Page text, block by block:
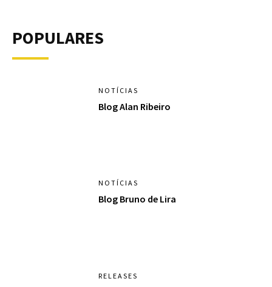
POPULARES
NOTÍCIAS
Blog Alan Ribeiro
NOTÍCIAS
Blog Bruno de Lira
RELEASES